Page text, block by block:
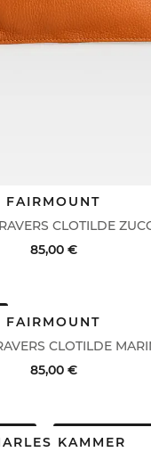
CLOTILDE
FAIRMOUNT
85,00 €
VOIR LE
CLOTILDE
FAIRMOUNT
85,00 €
VOIR LE
DERNIERS PRIX
KAMMER